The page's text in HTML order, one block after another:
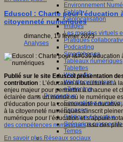
Environnement
Fablab
Géolocalisation
Images
Les mondes virtuels
Pratiques
Podcasting
Smartphones
Tableaux numériques
Tablettes
Web radio
Webdocumentaire
eTwinning
Prospective
Ecosystème
Espaces
Politique éducative
Scénarios prospectifs
Temps
Réseaux sociaux
Eduscol : Charte pour l'éducation
citoyenneté numériques
dimanche, 19 février 2023
Analyses
Publié sur le site Eduscol présentation
contribution : L’éducation à la culture et à
enjeu majeur pour permettre à chacune et
éclairée dans un monde où le numérique
d'éducation pour la communauté
à la citoyenneté numériques s’inscrit
numérique pour l’éducation et s’appuie
des compétences numériquesissu des
En savoir plus...